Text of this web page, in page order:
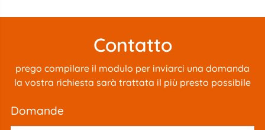
Contatto
prego compilare il modulo per inviarci una domanda
la vostra richiesta sarà trattata il più presto possibile
domande